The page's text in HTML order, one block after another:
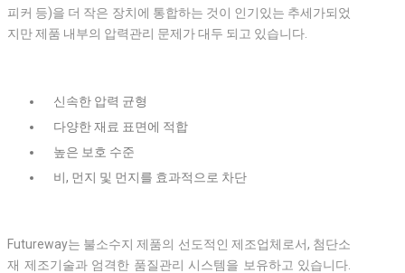
피커 등)을 더 작은 장치에 통합하는 것이 인기있는 추세가되었
지만 제품 내부의 압력관리 문제가 대두 되고 있습니다.
신속한 압력 균형
다양한 재료 표면에 적합
높은 보호 수준
비, 먼지 및 먼지를 효과적으로 차단
Futureway는 불소수지 제품의 선도적인 제조업체로서, 첨단소
재 제조기술과 엄격한 품질관리 시스템을 보유하고 있습니다.